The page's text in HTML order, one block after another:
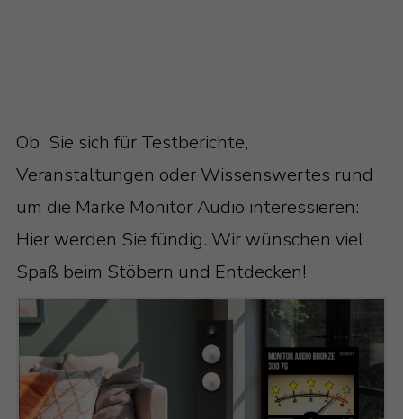
Ob Sie sich für Testberichte,
Veranstaltungen oder Wissenswertes rund
um die Marke Monitor Audio interessieren:
Hier werden Sie fündig. Wir wünschen viel
Spaß beim Stöbern und Entdecken!